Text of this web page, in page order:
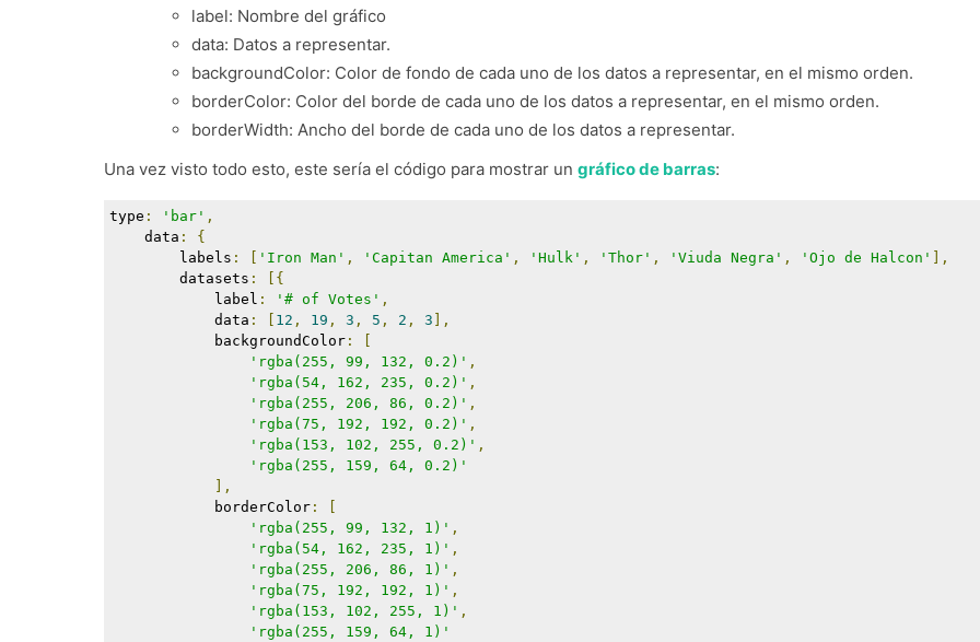
label: Nombre del gráfico
data: Datos a representar.
backgroundColor: Color de fondo de cada uno de los datos a representar, en el mismo orden.
borderColor: Color del borde de cada uno de los datos a representar, en el mismo orden.
borderWidth: Ancho del borde de cada uno de los datos a representar.
Una vez visto todo esto, este sería el código para mostrar un gráfico de barras:
type : 'bar' ,
data :
{
labels : 'Iron Man' , 'Capitan America' , 'Hulk' , 'Thor' , 'Viuda Negra' , 'Ojo de Halcon'
],
datasets :
[{
label : '# of Votes' ,
data : 12 , 19 , 3 , 5 , 2 , 3 ],
backgroundColor:
'rgba(255, 99, 132, 0.2)' ,
'rgba(54, 162, 235, 0.2)' ,
'rgba(255, 206, 86, 0.2)' ,
'rgba(75, 192, 192, 0.2)' ,
'rgba(153, 102, 255, 0.2)' ,
'rgba(255, 159, 64, 0.2)'
],
borderColor:
'rgba(255, 99, 132, 1)' ,
'rgba(54, 162, 235, 1)' ,
'rgba(255, 206, 86, 1)' ,
'rgba(75, 192, 192, 1)' ,
'rgba(153, 102, 255, 1)' ,
'rgba(255, 159, 64, 1)'